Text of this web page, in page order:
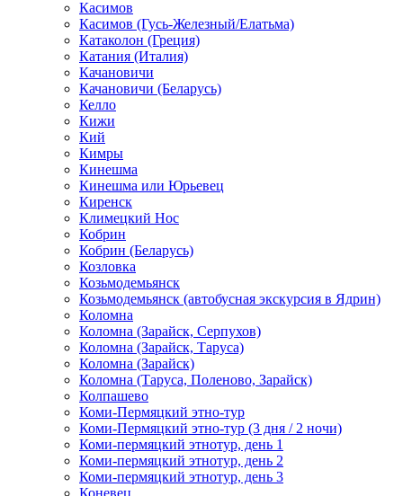
Касимов
Касимов (Гусь-Железный/Елатьма)
Катаколон (Греция)
Катания (Италия)
Качановичи
Качановичи (Беларусь)
Келло
Кижи
Кий
Кимры
Кинешма
Кинешма или Юрьевец
Киренск
Климецкий Нос
Кобрин
Кобрин (Беларусь)
Козловка
Козьмодемьянск
Козьмодемьянск (автобусная экскурсия в Ядрин)
Коломна
Коломна (Зарайск, Серпухов)
Коломна (Зарайск, Таруса)
Коломна (Зарайск)
Коломна (Таруса, Поленово, Зарайск)
Колпашево
Коми-Пермяцкий этно-тур
Коми-Пермяцкий этно-тур (3 дня / 2 ночи)
Коми-пермяцкий этнотур, день 1
Коми-пермяцкий этнотур, день 2
Коми-пермяцкий этнотур, день 3
Коневец